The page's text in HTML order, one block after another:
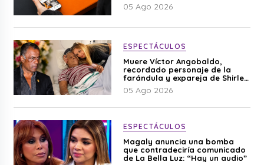
05 Ago 2026
ESPECTÁCULOS
Muere Víctor Angobaldo,
recordado personaje de la
farándula y expareja de Shirley
Cherres
05 Ago 2026
ESPECTÁCULOS
Magaly anuncia una bomba
que contradeciría comunicado
de La Bella Luz: “Hay un audio”